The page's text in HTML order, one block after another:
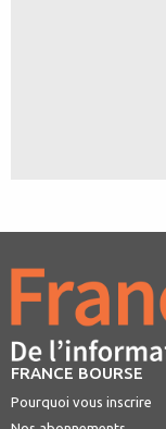
FRANCE BOURSE
Pourquoi vous inscrire